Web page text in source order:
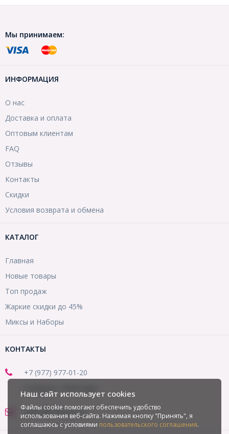
Мы принимаем:
ИНФОРМАЦИЯ
О нас
Доставка и оплата
Оптовым клиентам
FAQ
Отзывы
Контакты
Скидки
Условия возврата и обмена
КАТАЛОГ
Главная
Новые товары
Топ продаж
Жаркие скидки до 45%
Миксы и Наборы
КОНТАКТЫ
+7 (977) 977-01-20
office@mirbusin.ru
Наш сайт использует cookies
Файлы cookie помогают обеспечить удобство
использования веб-сайта. Нажимая кнопку "Принять", я
соглашаюсь с условиями пользовательского соглашения.